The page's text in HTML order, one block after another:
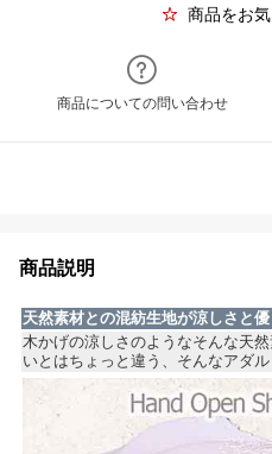
商品をお
商品についての問い合わせ
商品説明
天然素材との混紡生地が涼しさと
木かげの涼しさのようなそんな天
いとはちょっと違う、そんなアダル